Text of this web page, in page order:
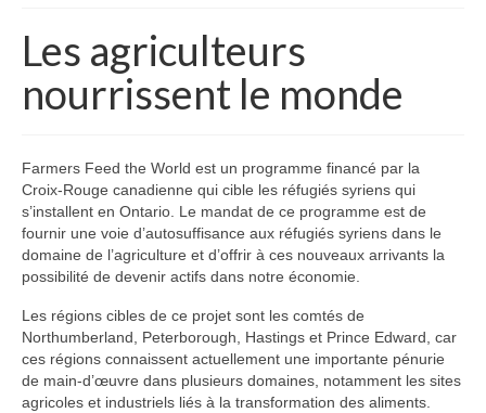
Les agriculteurs
nourrissent le monde
Farmers Feed the World est un programme financé par la
Croix-Rouge canadienne qui cible les réfugiés syriens qui
s’installent en Ontario. Le mandat de ce programme est de
fournir une voie d’autosuffisance aux réfugiés syriens dans le
domaine de l’agriculture et d’offrir à ces nouveaux arrivants la
possibilité de devenir actifs dans notre économie.
Les régions cibles de ce projet sont les comtés de
Northumberland, Peterborough, Hastings et Prince Edward, car
ces régions connaissent actuellement une importante pénurie
de main-d’œuvre dans plusieurs domaines, notamment les sites
agricoles et industriels liés à la transformation des aliments.